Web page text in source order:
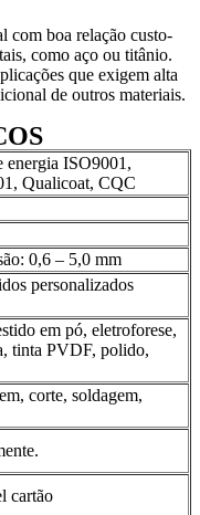
com boa relação custo-
como aço ou titânio.
que exigem alta
de outros materiais.
energia ISO9001,
Qualicoat, CQC
0,6 – 5,0 mm
personalizados
em pó, eletroforese,
tinta PVDF, polido,
corte, soldagem,
cartão